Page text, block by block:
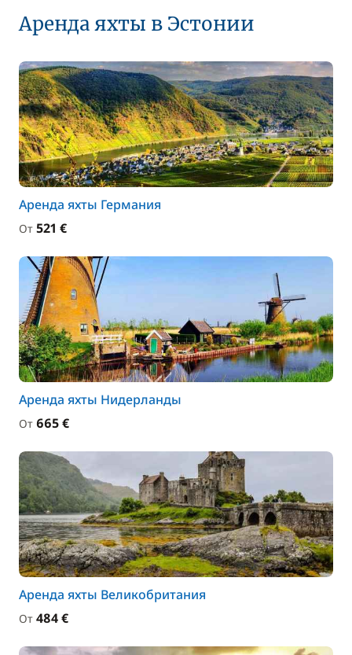
Аренда яхты в Эстонии
Аренда яхты Германия
От 521 €
Аренда яхты Нидерланды
От 665 €
Аренда яхты Великобритания
От 484 €